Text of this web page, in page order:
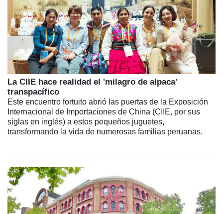
La CIIE hace realidad el 'milagro de alpaca'
transpacífico
Este encuentro fortuito abrió las puertas de la Exposición
Internacional de Importaciones de China (CIIE, por sus
siglas en inglés) a estos pequeños juguetes,
transformando la vida de numerosas familias peruanas.